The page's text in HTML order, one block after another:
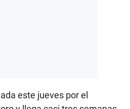
este jueves por el